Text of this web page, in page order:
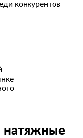
конкурентов
натяжные